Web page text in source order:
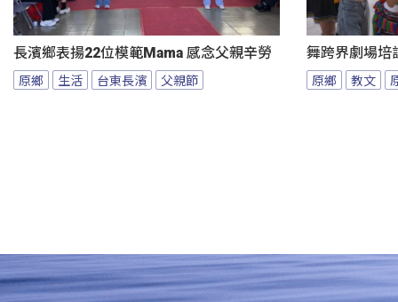
長濱鄉表揚22位模範Mama 感念父親辛勞
原鄉 生活 台東長濱 父親節
舞跨界劇場培
原鄉 教文